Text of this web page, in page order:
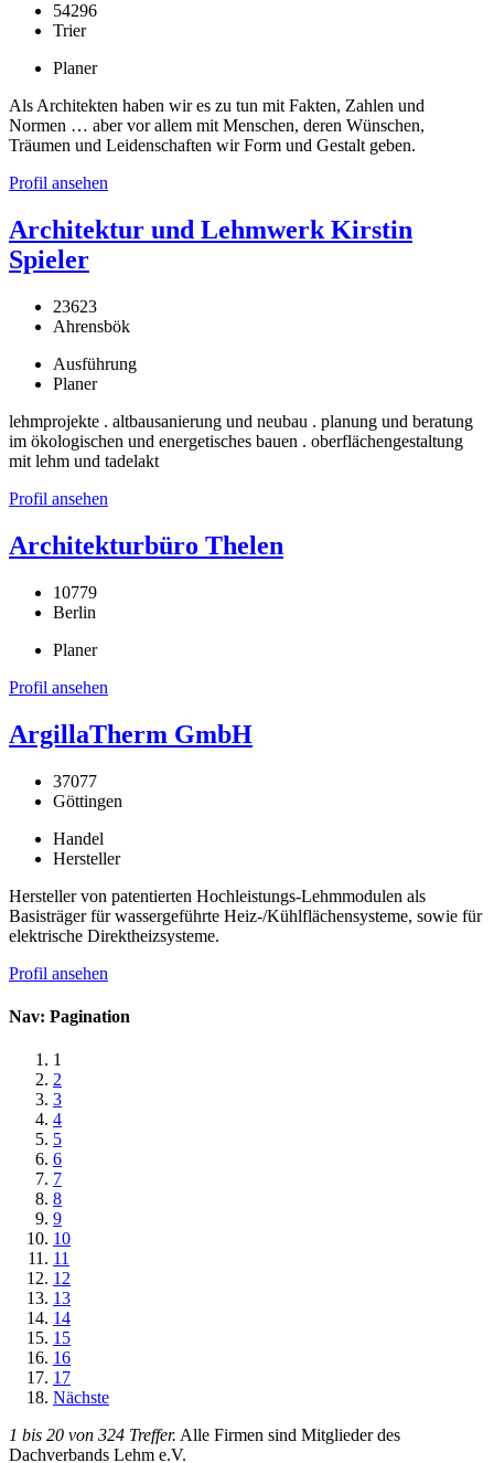
54296
Trier
Planer
Als Architekten haben wir es zu tun mit Fakten, Zahlen und
Normen … aber vor allem mit Menschen, deren Wünschen,
Träumen und Leidenschaften wir Form und Gestalt geben.
Profil ansehen
Architektur und Lehmwerk Kirstin
Spieler
23623
Ahrensbök
Ausführung
Planer
lehmprojekte . altbausanierung und neubau . planung und beratung
im ökologischen und energetisches bauen . oberflächengestaltung
mit lehm und tadelakt
Profil ansehen
Architekturbüro Thelen
10779
Berlin
Planer
Profil ansehen
ArgillaTherm GmbH
37077
Göttingen
Handel
Hersteller
Hersteller von patentierten Hochleistungs-Lehmmodulen als
Basisträger für wassergeführte Heiz-/Kühlflächensysteme, sowie für
elektrische Direktheizsysteme.
Profil ansehen
Nav: Pagination
1
2
3
4
5
6
7
8
9
10
11
12
13
14
15
16
17
Nächste
1 bis 20 von 324 Treffer. Alle Firmen sind Mitglieder des
Dachverbands Lehm e.V.